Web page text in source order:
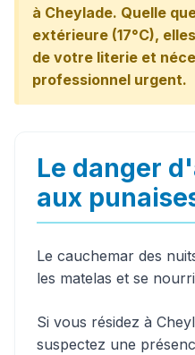
à Cheylade. Quelle
extérieure (17°C),
de votre literie et
professionnel urgent.
Le danger
aux
Le cauchemar des
les matelas et se
Si vous résidez à
suspectez une